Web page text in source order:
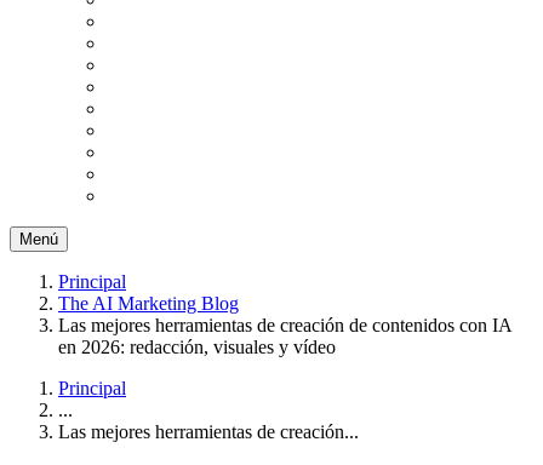
Menú
Principal
The AI Marketing Blog
Las mejores herramientas de creación de contenidos con IA
en 2026: redacción, visuales y vídeo
Principal
...
Las mejores herramientas de creación...